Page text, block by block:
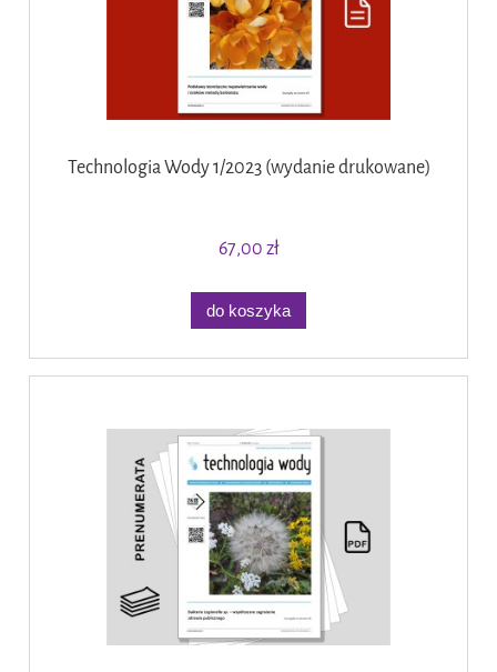
Technologia Wody 1/2023 (wydanie drukowane)
67,00 zł
do koszyka